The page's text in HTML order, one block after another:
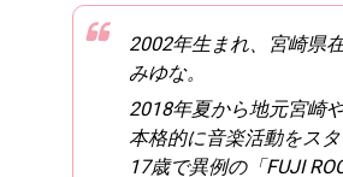
2002年生まれ、宮崎県
みゆな。
2018年夏から地元宮崎
本格的に音楽活動をスタ
17歳で異例の「FUJI